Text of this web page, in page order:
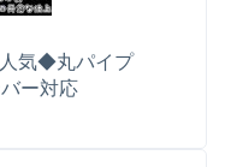
気◆丸パイプ
ー対応